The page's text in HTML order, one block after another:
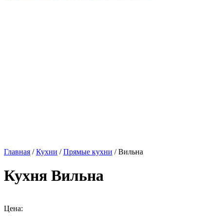
Главная /Кухни /Прямые кухни / Вильна
Кухня Вильна
Цена: